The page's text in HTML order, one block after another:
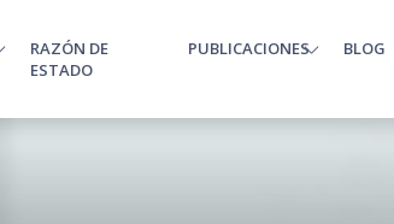
RAZÓN DE
ESTADO
PUBLICACIONES BLOG